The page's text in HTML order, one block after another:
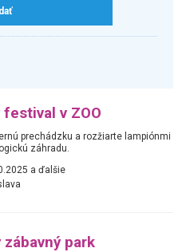
v ZOO
prechádzku a rozžiarte lampiónmi
záhradu.
a ďalšie
zábavný park